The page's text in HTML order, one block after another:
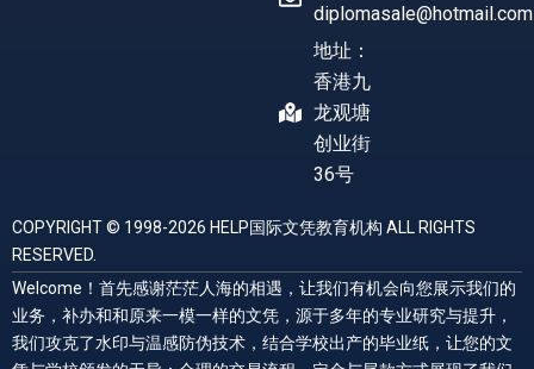
diplomasale@hotmail.com
地址：
香港九
龙观塘
创业街
36号
COPYRIGHT © 1998-2026 HELP国际文凭教育机构 ALL RIGHTS
RESERVED.
Welcome！首先感谢茫茫人海的相遇，让我们有机会向您展示我们的
业务，补办和和原来一模一样的文凭，源于多年的专业研究与提升，
我们攻克了水印与温感防伪技术，结合学校出产的毕业纸，让您的文